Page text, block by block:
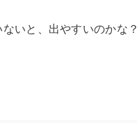
いと、出やすいのかな？